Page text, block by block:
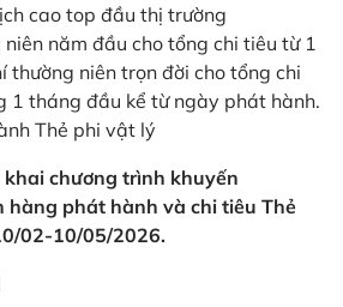
cao top đầu thị trường
năm đầu cho tổng chi tiêu từ 1
thường niên trọn đời cho tổng chi
1 tháng đầu kể từ ngày phát hành.
Thẻ phi vật lý
chương trình khuyến
hàng phát hành và chi tiêu Thẻ
02-10/05/2026.